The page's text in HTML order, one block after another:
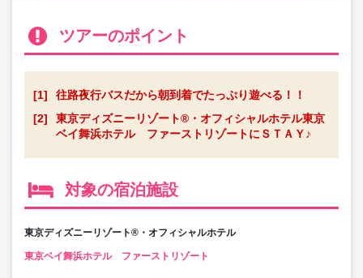
ツアーのポイント
[1]
往路夜行バスだから朝到着でたっぷり遊べる！！
[2]
東京ディズニーリゾート®・オフィシャルホテル東京
ベイ舞浜ホテル ファーストリゾートにＳＴＡＹ♪
対象の宿泊施設
東京ディズニーリゾート®・オフィシャルホテル
東京ベイ舞浜ホテル ファーストリゾート